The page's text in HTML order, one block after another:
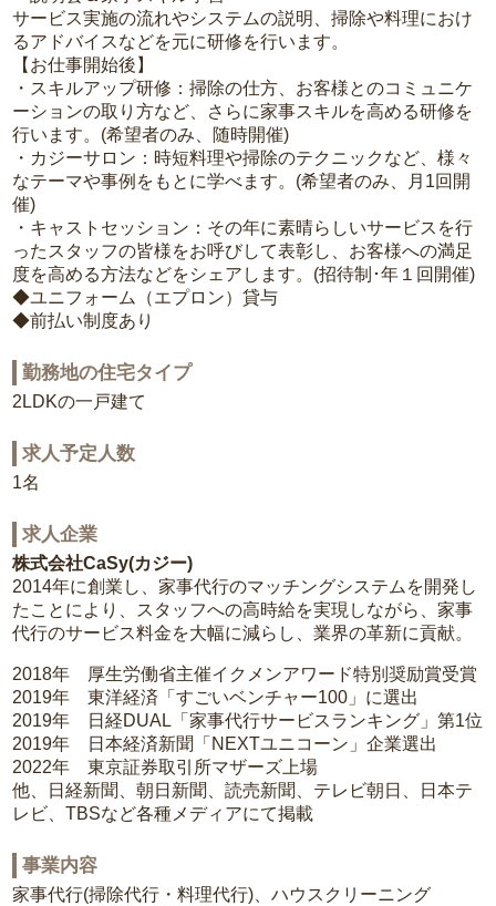
サービス実施の流れやシステムの説明、掃除や料理におけ
るアドバイスなどを元に研修を行います。
【お仕事開始後】
・スキルアップ研修：掃除の仕方、お客様とのコミュニケ
ーションの取り方など、さらに家事スキルを高める研修を
行います。(希望者のみ、随時開催)
・カジーサロン：時短料理や掃除のテクニックなど、様々
なテーマや事例をもとに学べます。(希望者のみ、月1回開
催)
・キャストセッション：その年に素晴らしいサービスを行
ったスタッフの皆様をお呼びして表彰し、お客様への満足
度を高める方法などをシェアします。(招待制･年１回開催)
◆ユニフォーム（エプロン）貸与
◆前払い制度あり
勤務地の住宅タイプ
2LDKの一戸建て
求人予定人数
1名
求人企業
株式会社CaSy(カジー)
2014年に創業し、家事代行のマッチングシステムを開発し
たことにより、スタッフへの高時給を実現しながら、家事
代行のサービス料金を大幅に減らし、業界の革新に貢献。
2018年 厚生労働省主催イクメンアワード特別奨励賞受賞
2019年 東洋経済「すごいベンチャー100」に選出
2019年 日経DUAL「家事代行サービスランキング」第1位
2019年 日本経済新聞「NEXTユニコーン」企業選出
2022年 東京証券取引所マザーズ上場
他、日経新聞、朝日新聞、読売新聞、テレビ朝日、日本テ
レビ、TBSなど各種メディアにて掲載
事業内容
家事代行(掃除代行・料理代行)、ハウスクリーニング